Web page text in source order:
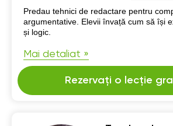
Despre mine
Predau tehnici de redactare pentru
argumentative. Elevii învață cum să își
și logic.
Mai detaliat »
Rezervați o lecție